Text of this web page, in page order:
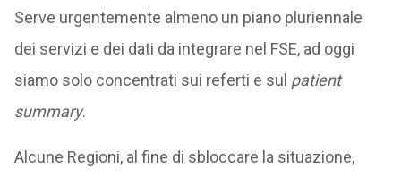
Serve urgentemente almeno un piano pluriennale
dei servizi e dei dati da integrare nel FSE, ad oggi
siamo solo concentrati sui referti e sul patient
summary.
Alcune Regioni, al fine di sbloccare la situazione,